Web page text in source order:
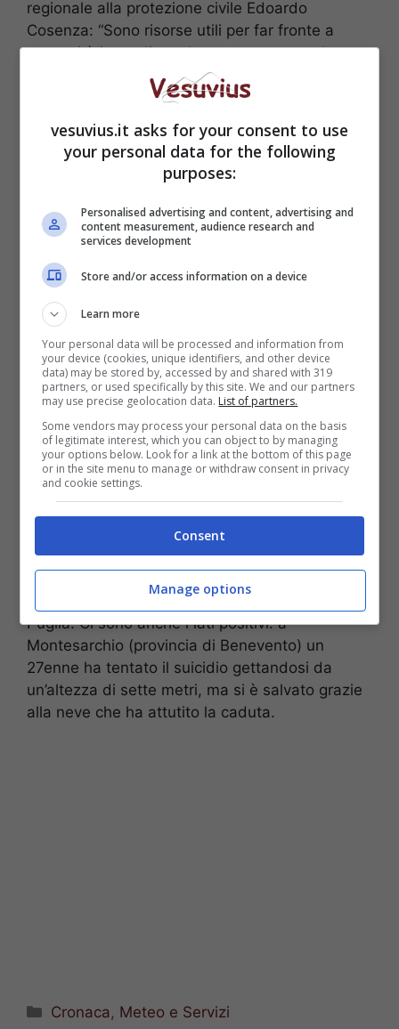
regionale alla protezione civile Edoardo
Cosenza: “Sono risorse utili per far fronte a
necessità immediate che verranno segnalate
dalle Prefetture e per realizzare opere di
sussidiarietà nei confronti degli enti locali. Già
abbiamo effettuato un approvvigionamento di
sale per la viabilità stradale”.
Propriola circolazione è quella che sta
creando i maggiori disagi: per diverse ore è
stata chiusa l’A16 Napoli-Canosa per dare la
possibilità di spargere il sale sulle carreggiate,
di ghiaccio la strada che conduce dalla località
‘La Siesta’ fino al Cratere. Per quanto riguarda
invece i treni si registrano disagi soprattutto
sulle tratte che collegano la Campania con la
Puglia. Ci sono anche i lati positivi: a
Montesarchio (provincia di Benevento) un
27enne ha tentato il suicidio gettandosi da
un’altezza di sette metri, ma si è salvato grazie
alla neve che ha attutito la caduta.
Categorie
Cronaca, Meteo e Servizi
vesuvius.it asks for your consent to use
your personal data for the following
purposes:
Personalised advertising and content, advertising and
content measurement, audience research and
services development
Store and/or access information on a device
Learn more
Your personal data will be processed and information from
your device (cookies, unique identifiers, and other device
data) may be stored by, accessed by and shared with 319
partners, or used specifically by this site. We and our partners
may use precise geolocation data. List of partners.
Some vendors may process your personal data on the basis
of legitimate interest, which you can object to by managing
your options below. Look for a link at the bottom of this page
or in the site menu to manage or withdraw consent in privacy
and cookie settings.
Consent
Manage options